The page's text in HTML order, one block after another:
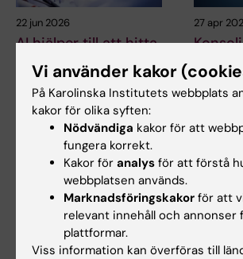
22 jun 2026
AI hjälper till att hitta
nya
antibiotikakandidater
mot
läkemedelsresistent
gonorré
Forskare vid Karolinska
Institutet har bidragit till en
internationell…
27 apr
ger
till
ett
Vi använder kakor
På Karolinska Institutets webbplats
kakor för olika syften:
Nödvändiga kakor för att
fungera korrekt.
Kakor för analys för att förstå
webbplatsen används.
Marknadsföringskakor för att
relevant innehåll och annonser
plattformar.
Viss information kan överföras till